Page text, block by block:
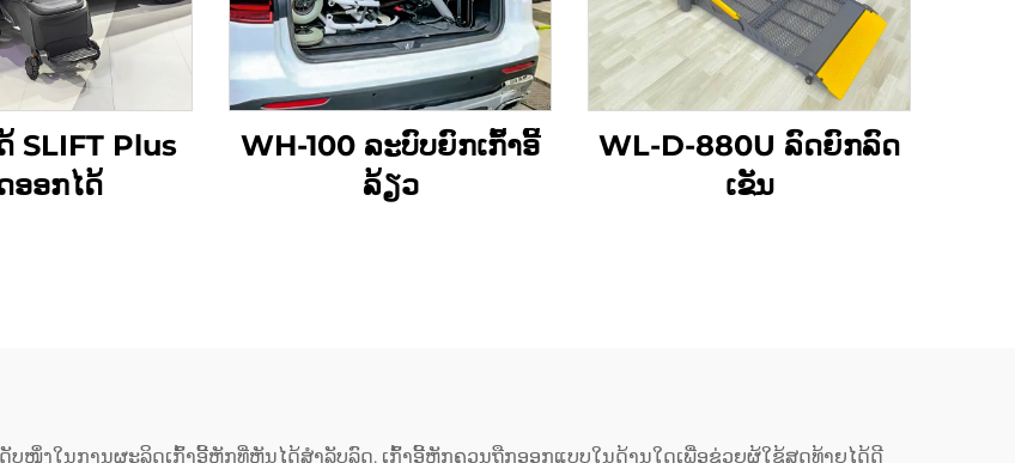
SLIFT Plus
ອອກໄດ້
WH-100 ລະບົບຍົກເກົ້າອີ້
ລ້ຽວ
WL-D-880U ລົດຍົກລົດ
ເຂັນ
ໜຶ່ງໃນການຜະລິດເກົ້າອີ້ຫຼັກທີ່ຫັນໄດ້ສຳລັບລົດ. ເກົ້າອີ້ຫຼັກຄວນຖືກອອກແບບໃນດ້ານໃດເພື່ອຊ່ວຍຜູ້ໃຊ້ສຸດທ້າຍໄດ້ດີ